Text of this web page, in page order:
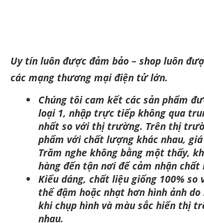
Uy tín luôn được đảm bảo – shop luôn
các mạng thương mại điện tử lớn.
Chúng tôi cam kết các sản phẩm
loại 1, nhập trực tiếp không qua
nhất so với thị trường. Trên thị
phẩm với chất lượng khác nhau,
Trăm nghe không bằng một thấy,
hàng đến tận nơi để cảm nhận chất
Kiểu dáng, chất liệu giống 100% so
thể đậm hoặc nhạt hơn hình ảnh do
khi chụp hình và màu sắc hiển thị
nhau.